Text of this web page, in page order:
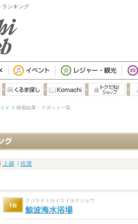
ランキング
ド 検索結果：スポット一覧
上越 佐渡
クジラナミカイスイヨクジョウ
鯨波海水浴場